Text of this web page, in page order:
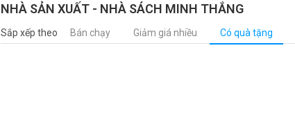
NHÀ SẢN XUẤT - NHÀ SÁCH MINH THẮNG
Sắp xếp theo Bán chạy Giảm giá nhiều Có quà tặng